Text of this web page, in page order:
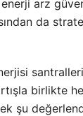
enerji arz
da
birlikte
şu